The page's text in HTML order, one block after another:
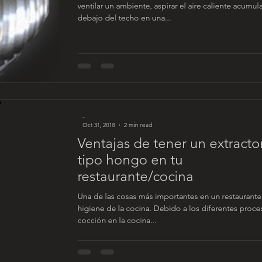
ventilar un ambiente, aspirar el aire caliente
debajo del techo en una...
Ventajas de tener un
tipo hongo en tu
restaurante/cocina
Una de las cosas más importantes en un
higiene de la cocina. Debido a los diferentes
cocción en la cocina...
-
Oct 31, 2018
2 min read